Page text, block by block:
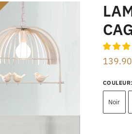
139.90
COULEUR:
Noir